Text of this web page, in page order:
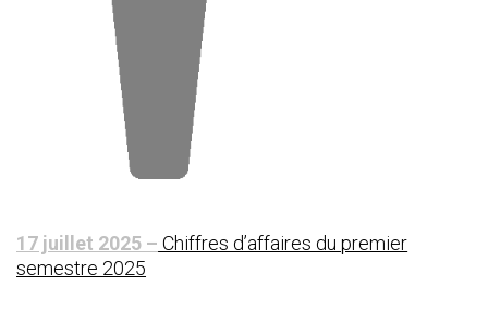
17 juillet 2025 – Chiffres d’affaires du premier
semestre 2025